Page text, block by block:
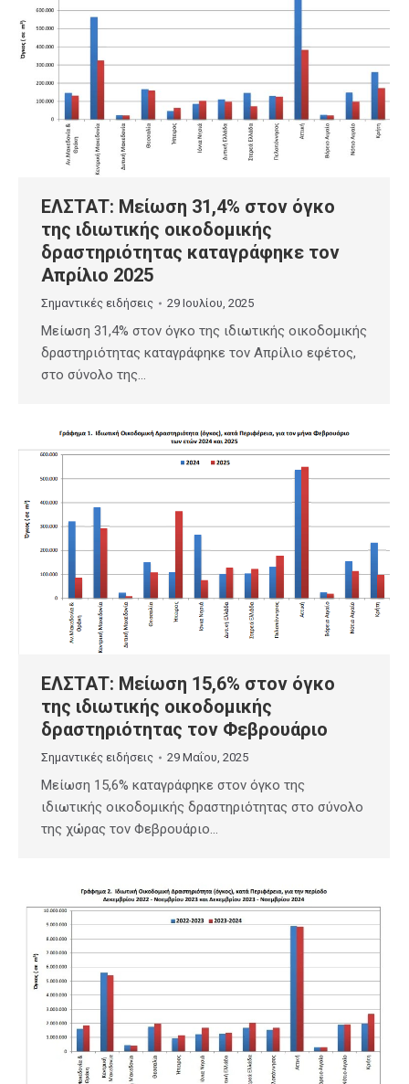
ΕΛΣΤΑΤ: Μείωση 31,4% στον όγκο
της ιδιωτικής οικοδομικής
δραστηριότητας καταγράφηκε τον
Απρίλιο 2025
Σημαντικές ειδήσεις 29 Ιουλίου, 2025
Μείωση 31,4% στον όγκο της ιδιωτικής οικοδομικής
δραστηριότητας καταγράφηκε τον Απρίλιο εφέτος,
στο σύνολο της…
ΕΛΣΤΑΤ: Μείωση 15,6% στον όγκο
της ιδιωτικής οικοδομικής
δραστηριότητας τον Φεβρουάριο
Σημαντικές ειδήσεις 29 Μαΐου, 2025
Μείωση 15,6% καταγράφηκε στον όγκο της
ιδιωτικής οικοδομικής δραστηριότητας στο σύνολο
της χώρας τον Φεβρουάριο…